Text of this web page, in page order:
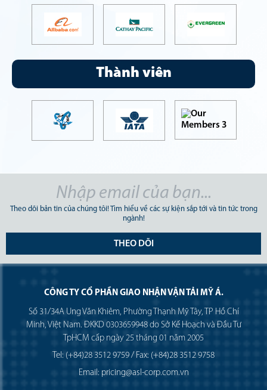
Thành viên
Theo dõi bản tin của chúng tôi! Tìm hiểu về các sự kiện sắp tới và tin tức trong
ngành!
THEO DÕI
CÔNG TY CỔ PHẦN GIAO NHẬN VẬN TẢI MỸ Á.
Số 31/34A Ung Văn Khiêm, Phường Thạnh Mỹ Tây, TP Hồ Chí
Minh, Việt Nam. ĐKKD 0303659948 do Sở Kế Hoạch và Đầu Tư
TpHCM cấp ngày 25 tháng 01 năm 2005
Tel: (+84)28 3512 9759 / Fax: (+84)28 3512 9758
Email: pricing@asl-corp.com.vn